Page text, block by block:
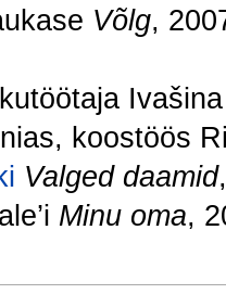
Võlg,
koostöös
Valged daamid
Minu oma,